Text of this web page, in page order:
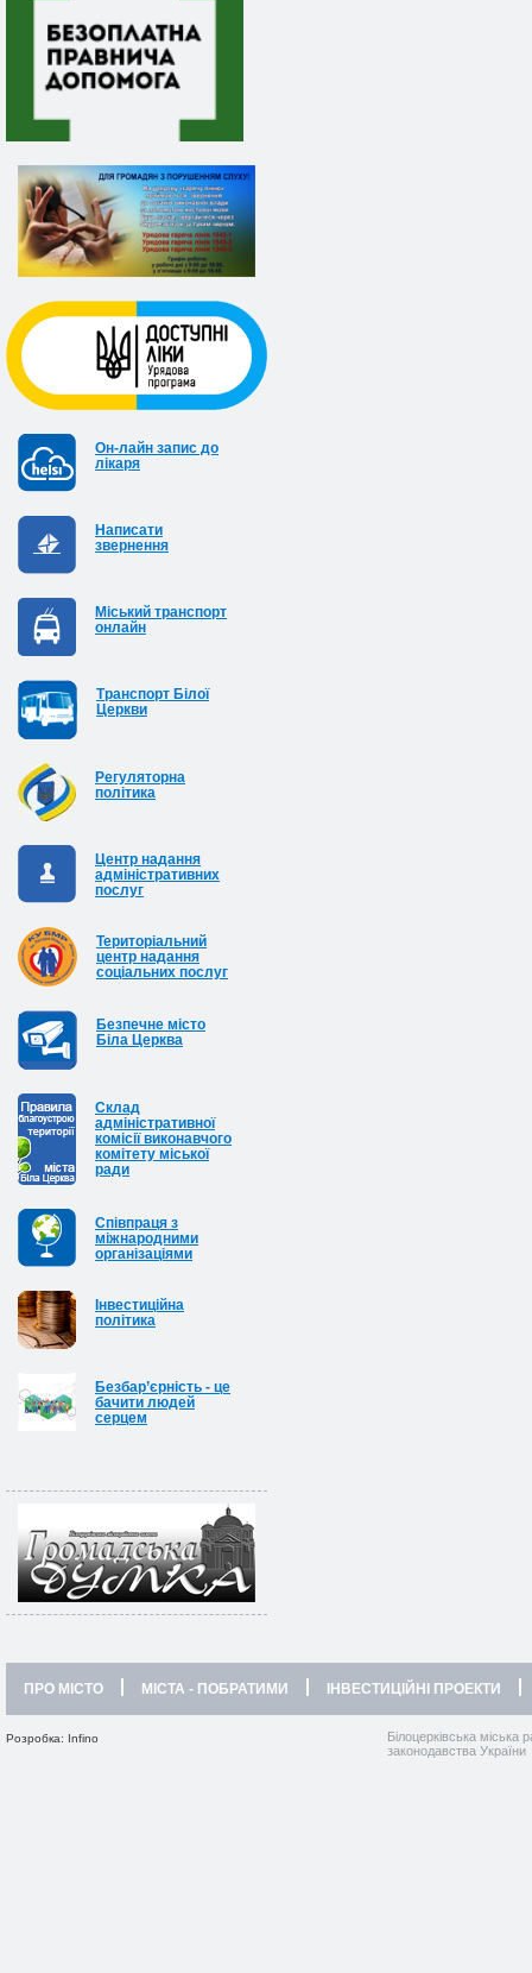
Он-лайн запис до
лікаря
Написати
звернення
Міський транспорт
онлайн
Транспорт Білої
Церкви
Регуляторна
політика
Центр надання
адміністративних
послуг
Територіальний
центр надання
соціальних послуг
Безпечне місто
Біла Церква
Cклад
адміністративної
комісії виконавчого
комітету міської
ради
Співпраця з
міжнародними
організаціями
Інвестиційна
політика
Безбар’єрність - це
бачити людей
серцем
ПРО МІСТО МІСТА - ПОБРАТИМИ ІНВЕСТИЦІЙНІ ПРОЕКТИ
Розробка: Infino
Білоцерківська міська
законодавства України